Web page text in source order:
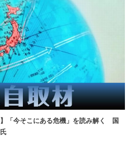
】「今そこにある危機」を読み解く 国